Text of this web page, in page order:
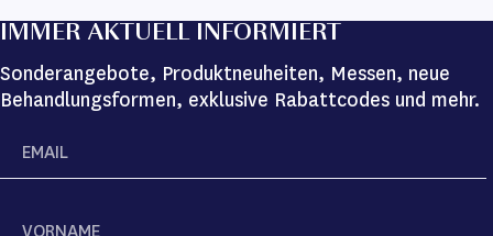
IMMER AKTUELL INFORMIERT
Sonderangebote, Produktneuheiten, Messen, neue
Behandlungsformen, exklusive Rabattcodes und mehr.